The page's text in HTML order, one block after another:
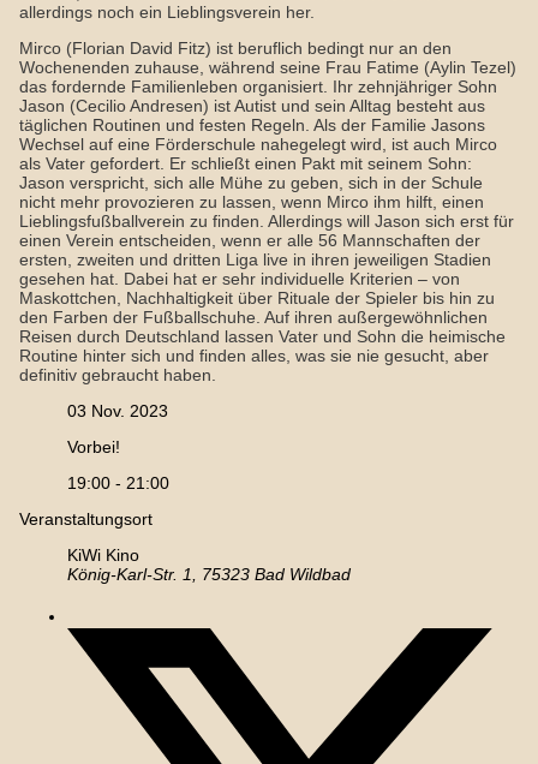
allerdings noch ein Lieblingsverein her.
Mirco (Florian David Fitz) ist beruflich bedingt nur an den
Wochenenden zuhause, während seine Frau Fatime (Aylin Tezel)
das fordernde Familienleben organisiert. Ihr zehnjähriger Sohn
Jason (Cecilio Andresen) ist Autist und sein Alltag besteht aus
täglichen Routinen und festen Regeln. Als der Familie Jasons
Wechsel auf eine Förderschule nahegelegt wird, ist auch Mirco
als Vater gefordert. Er schließt einen Pakt mit seinem Sohn:
Jason verspricht, sich alle Mühe zu geben, sich in der Schule
nicht mehr provozieren zu lassen, wenn Mirco ihm hilft, einen
Lieblingsfußballverein zu finden. Allerdings will Jason sich erst für
einen Verein entscheiden, wenn er alle 56 Mannschaften der
ersten, zweiten und dritten Liga live in ihren jeweiligen Stadien
gesehen hat. Dabei hat er sehr individuelle Kriterien – von
Maskottchen, Nachhaltigkeit über Rituale der Spieler bis hin zu
den Farben der Fußballschuhe. Auf ihren außergewöhnlichen
Reisen durch Deutschland lassen Vater und Sohn die heimische
Routine hinter sich und finden alles, was sie nie gesucht, aber
definitiv gebraucht haben.
03 Nov. 2023
Vorbei!
19:00 - 21:00
Veranstaltungsort
KiWi Kino
König-Karl-Str. 1, 75323 Bad Wildbad